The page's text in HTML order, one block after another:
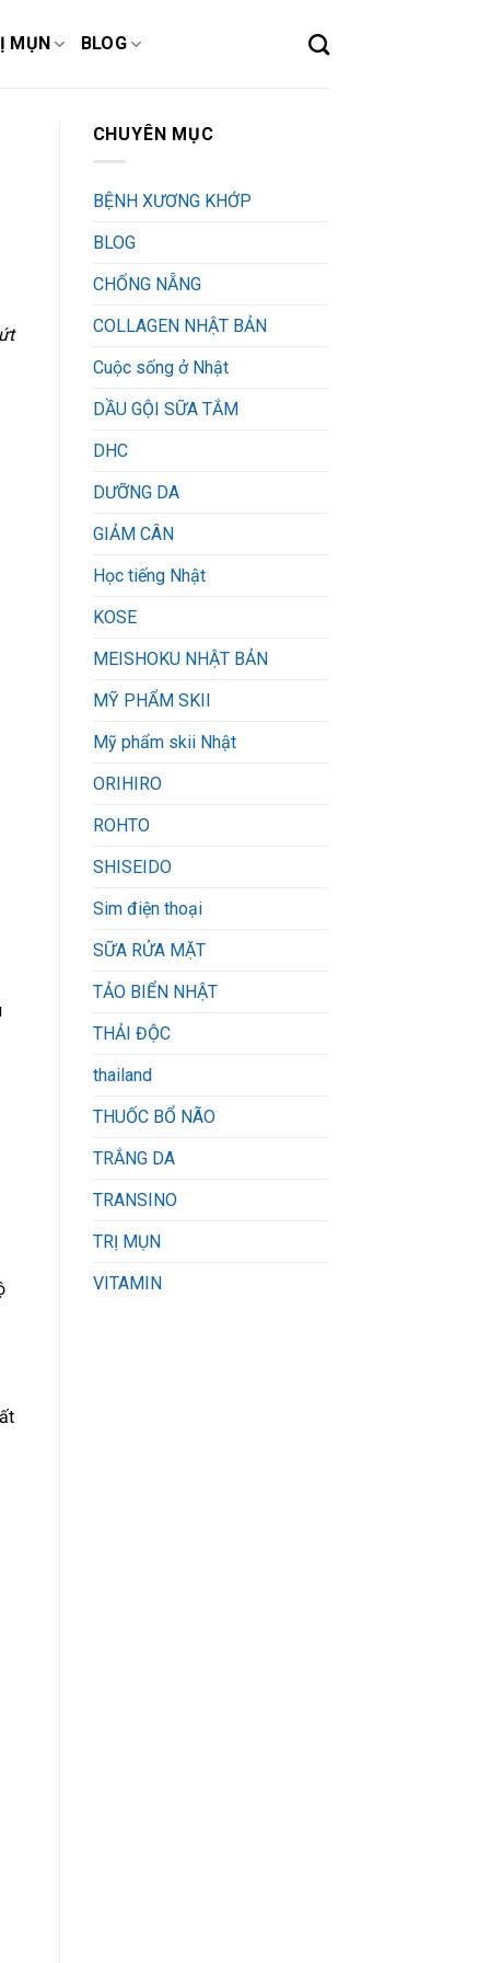
MỤN BLOG
CHUYÊN MỤC
BỆNH XƯƠNG KHỚP
BLOG
CHỐNG NẴNG
COLLAGEN NHẬT BẢN
Cuộc sống ở Nhật
DẦU GỘI SỮA TẮM
DHC
DƯỠNG DA
GIẢM CÂN
Học tiếng Nhật
KOSE
MEISHOKU NHẬT BẢN
MỸ PHẨM SKII
Mỹ phẩm skii Nhật
ORIHIRO
ROHTO
SHISEIDO
Sim điện thoại
SỮA RỬA MẶT
TẢO BIỂN NHẬT
THẢI ĐỘC
thailand
THUỐC BỔ NÃO
TRẮNG DA
TRANSINO
TRỊ MỤN
VITAMIN